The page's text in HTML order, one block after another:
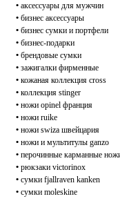
• аксессуары для мужчин
• бизнес аксессуары
• бизнес сумки и портфели
• бизнес-подарки
• брендовые сумки
• зажигалки фирменные
• кожаная коллекция cross
• коллекция stinger
• ножи opinel франция
• ножи ruike
• ножи swiza швейцария
• ножи и мультитулы ganzo
• перочинные карманные
• рюкзаки victorinox
• сумки fjallraven kanken
• сумки moleskine